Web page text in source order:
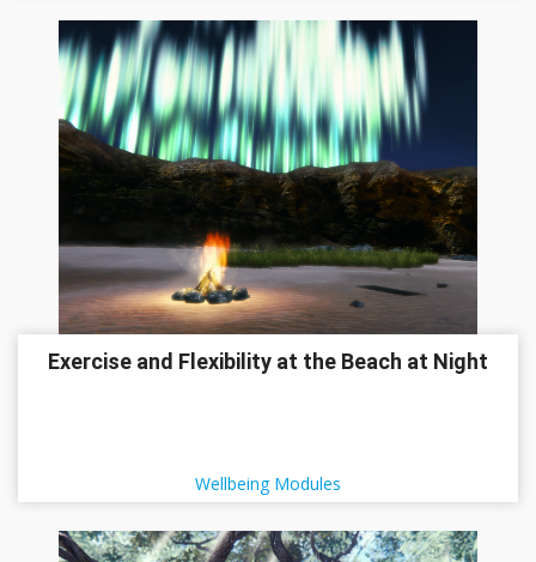
Exercise and Flexibility at the Beach at Night
Wellbeing Modules